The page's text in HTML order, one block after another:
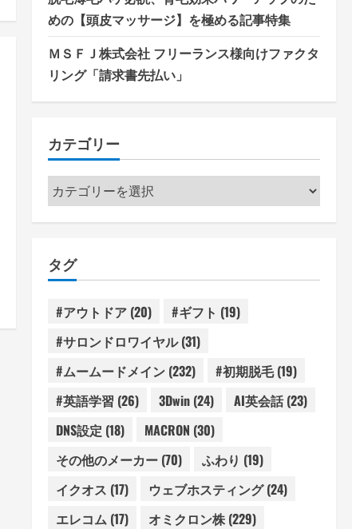
めの【頭皮マッサージ】を極める記事特集
ＭＳＦＪ株式会社 フリーランス様向けファクタ
リング「請求書先払い」
カテゴリー
カ
テ
ー
タグ
#アウトドア(20) #ギフト (19)
#サロンドロワイヤル(31)
#ムームードメイン(232) #初期脱毛(19)
#英語学習 (26) 3Dwin(24) AI英会話(23)
DNS設定 (18) MACRON (30)
その他のメーカー(70) ふわり (19)
イクオス (17) ウェブホスティング(24)
エレコム(17) オミクロン株(229)